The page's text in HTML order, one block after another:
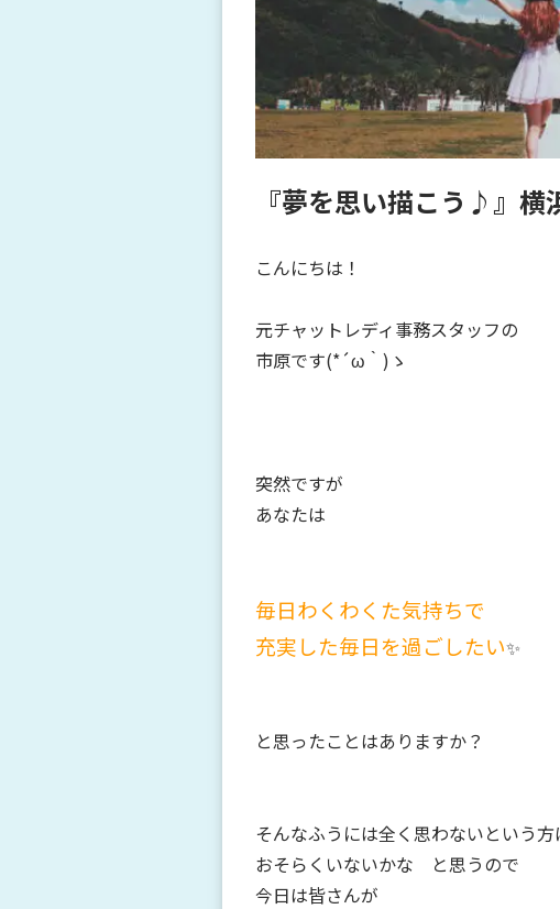
『夢を思い描こう♪』
こんにちは！
元チャットレディ事務スタッフの
市原です(*´ω｀)ゝ
突然ですが
あなたは
毎日わくわくた気持ちで
充実した毎日を過ごしたい✨
と思ったことはありますか？
そんなふうには全く思わないという方
おそらくいないかな
と思うので
今日は皆さんが